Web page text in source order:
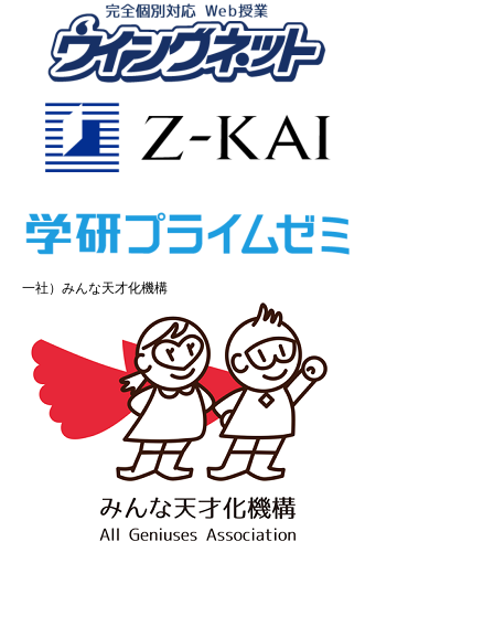
一社）みんな天才化機構